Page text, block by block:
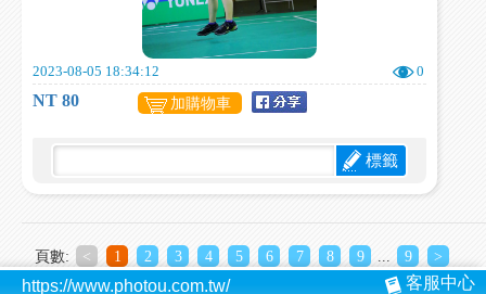
2023-08-05 18:34:12 0
NT 80 加購物車
標籤
頁數: < 1 2 3 4 5 6 7 8 9 9 >
https://www.photou.com.tw/ 客服中心